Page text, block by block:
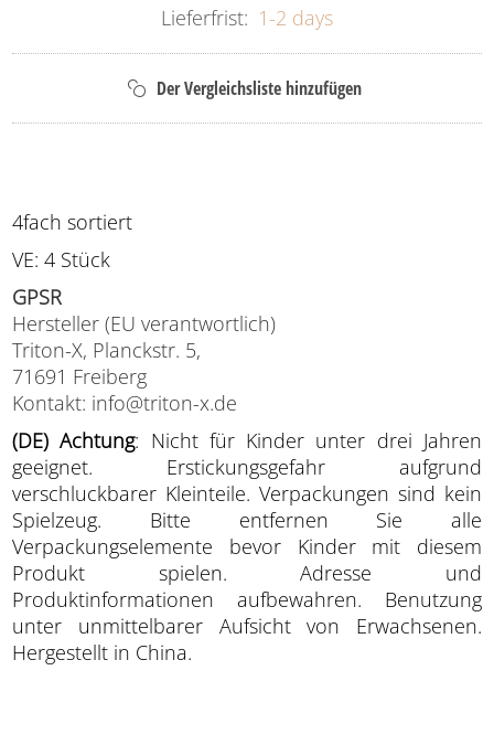
Lieferfrist: 1-2 days
4fach sortiert
VE: 4 Stück
GPSR
Hersteller (EU verantwortlich)
Triton-X, Planckstr. 5,
71691 Freiberg
Kontakt: info@triton-x.de
(DE) Achtung: Nicht für Kinder unter drei Jahren
geeignet. Erstickungsgefahr aufgrund
verschluckbarer Kleinteile. Verpackungen sind kein
Spielzeug. Bitte entfernen Sie alle
Verpackungselemente bevor Kinder mit diesem
Produkt spielen. Adresse und
Produktinformationen aufbewahren. Benutzung
unter unmittelbarer Aufsicht von Erwachsenen.
Hergestellt in China.